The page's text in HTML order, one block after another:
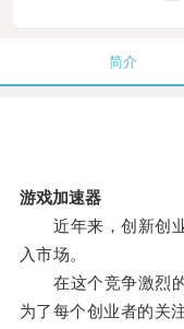
简介
游戏加速器
近年来，创新创业
入市场。
在这个竞争激烈的
为了每个创业者的关